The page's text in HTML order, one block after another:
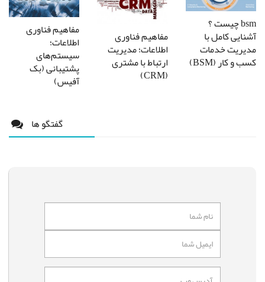
bsm چیست ؟
آشنایی کامل با
مدیریت خدمات
کسب و کار (BSM)
مفاهیم فناوری
اطلاعات؛ مدیریت
ارتباط با مشتری
(CRM)
مفاهیم فناوری
اطلاعات؛
سیستم‌های
پشتیبانی (بک
آفیس)
گفتگو ها